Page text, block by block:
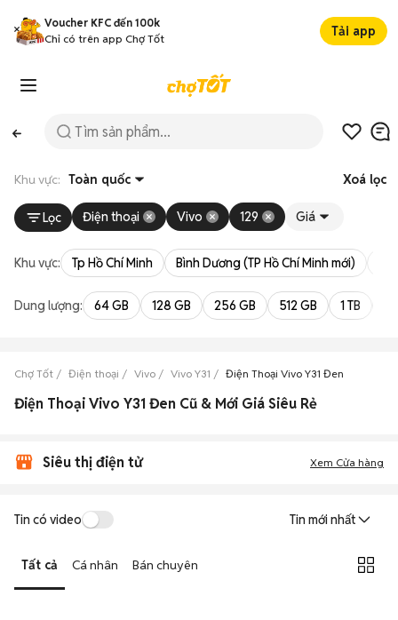
Voucher KFC đến 100k
Chỉ có trên app Chợ Tốt
Tải app
Khu vực: Toàn quốc Xoá lọc
Lọc Điện thoại Vivo 129 Giá
Khu vực: Tp Hồ Chí Minh Bình Dương (TP Hồ Chí Minh mới)
Dung lượng: 64 GB 128 GB 256 GB 512 GB 1 TB
Chợ Tốt Điện thoại Vivo Vivo Y31 Điện Thoại Vivo Y31 Đen
Điện Thoại Vivo Y31 Đen Cũ & Mới Giá Siêu Rẻ
Siêu thị điện tử Xem Cửa hàng
Tin có video Tin mới nhất
Tất cả Cá nhân Bán chuyên